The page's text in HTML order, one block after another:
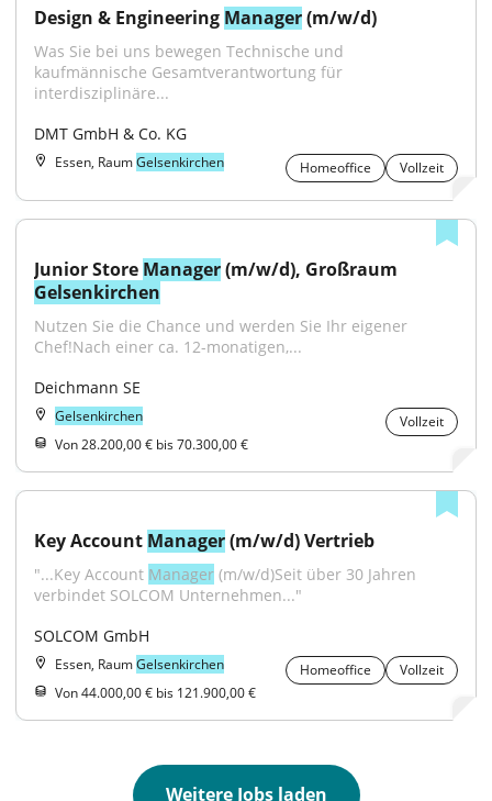
Design & Engineering Manager (m/w/d)
Was Sie bei uns bewegen Technische und
kaufmännische Gesamtverantwortung für
interdisziplinäre...
DMT GmbH & Co. KG
Essen, RaumGelsenkirchen Homeoffice Vollzeit
Junior Store Manager
Gelsenkirchen
Nutzen Sie die Chance und werden Sie Ihr eigener
Chef!Nach einer ca. 12-monatigen,...
Deichmann SE
Gelsenkirchen
Vollzeit
Von 28.200,00 € bis 70.300,00 €
Key Account Manager (m/w/d) Vertrieb
"...Key Account Manager (m/w/d)Seit über 30 Jahren
verbindet SOLCOM Unternehmen..."
SOLCOM GmbH
Essen, RaumGelsenkirchen Homeoffice
Vollzeit
Von 44.000,00 € bis 121.900,00 €
Weitere Jobs laden